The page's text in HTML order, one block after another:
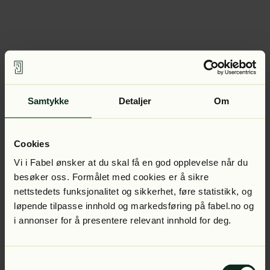
Samtykke Detaljer Om
Cookies
Vi i Fabel ønsker at du skal få en god opplevelse når du
besøker oss. Formålet med cookies er å sikre
nettstedets funksjonalitet og sikkerhet, føre statistikk, og
løpende tilpasse innhold og markedsføring på fabel.no og
i annonser for å presentere relevant innhold for deg.